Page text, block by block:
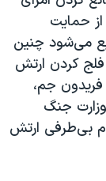
حمایت
می‌شود چنین
کردن ارتش
فریدون جم،
جنگ
بی‌طرفی ارتش